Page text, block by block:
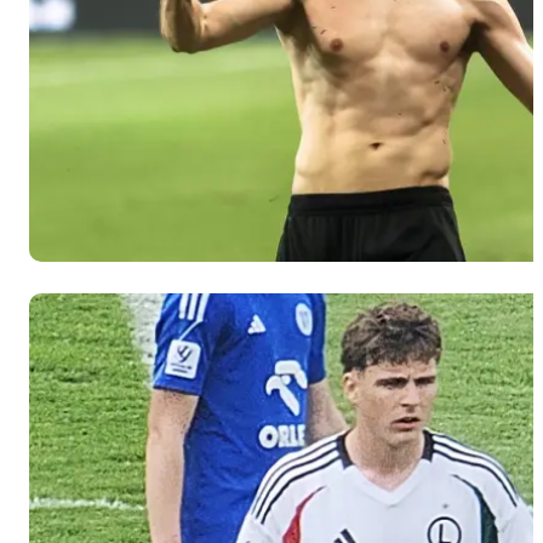
Kapustka
cały mecz
spędził na
ławce
rezerwowych.